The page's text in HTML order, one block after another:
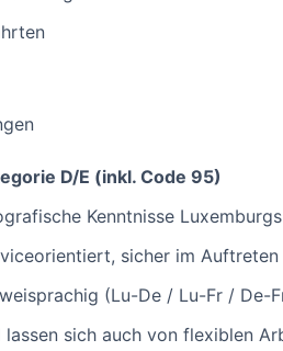
D/E (inkl. Code 95)
Kenntnisse
sicher im
(Lu-De / Lu-Fr / De-
sich auch von flexiblen